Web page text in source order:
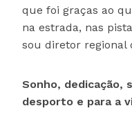
que foi graças ao
na estrada, nas
sou diretor regional
Sonho, dedicação,
desporto e para a